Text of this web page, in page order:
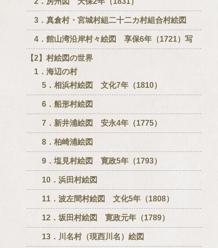
3．真倉村・宮城村組二十二カ村組合村絵図
4．館山湾沿岸村々絵図 享保6年（1721）写
【2】村絵図の世界
1．海辺の村
5．相浜村絵図 文化7年（1810）
6．船形村絵図
7．新井浦絵図 安永4年（1775）
8．柏崎浦絵図
9．塩見村絵図 寛政5年（1793）
10．浜田村絵図
11．波左間村絵図 文化5年（1808）
12．坂田村絵図 寛政元年（1789）
13．川名村（現西川名）絵図